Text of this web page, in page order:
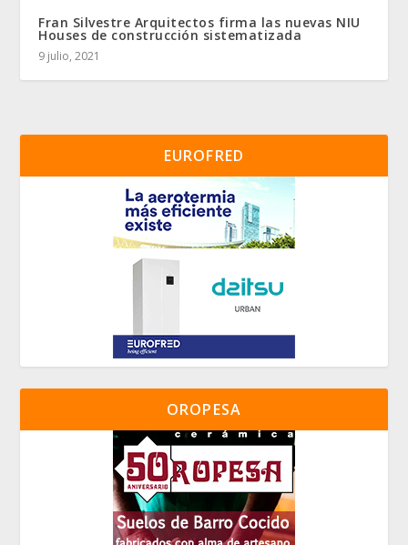
Fran Silvestre Arquitectos firma las nuevas NIU
Houses de construcción sistematizada
9 julio, 2021
EUROFRED
OROPESA